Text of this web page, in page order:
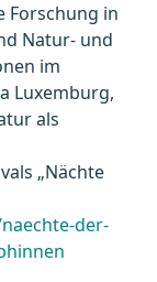
Forschung in
Natur- und
im
Luxemburg,
als
„Nächte
der-